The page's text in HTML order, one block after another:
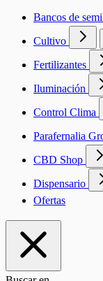
Bancos de
Cultivo
Fertilizantes
Iluminación
Control Clima
Parafernalia
CBD Shop
Dispensario
Ofertas